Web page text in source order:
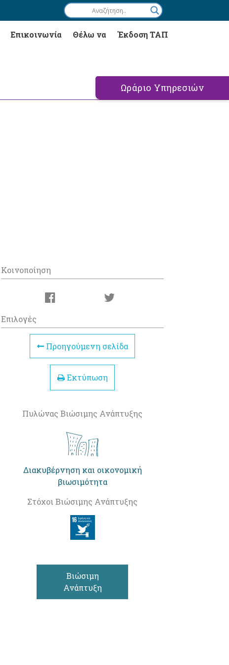
Επικοινωνία Θέλω να Έκδοση ΤΑΠ
Ωράριο Υπηρεσιών
Κοινοποίηση
Επιλογές
Προηγούμενη σελίδα
Εκτύπωση
Πυλώνας Βιώσιμης Ανάπτυξης
Διακυβέρνηση και οικονομική
βιωσιμότητα
Στόχοι Βιώσιμης Ανάπτυξης
Βιώσιμη
Ανάπτυξη